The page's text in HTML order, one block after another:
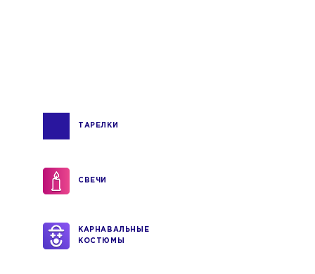
ТАРЕЛКИ
СВЕЧИ
КАРНАВАЛЬНЫЕ
КОСТЮМЫ